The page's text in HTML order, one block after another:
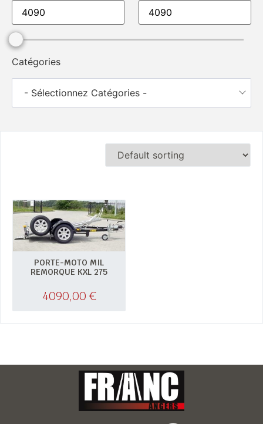
Catégories
- Sélectionnez Catégories -
PORTE-MOTO MIL
REMORQUE KXL 275
4090,00 €